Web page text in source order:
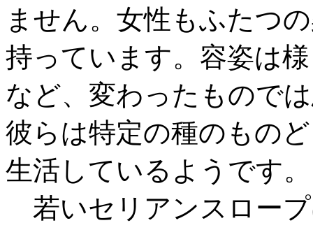
ません。女性もふたつ
持っています。容姿は
など、変わったもので
彼らは特定の種のもの
生活しているようです。
若いセリアンスロー